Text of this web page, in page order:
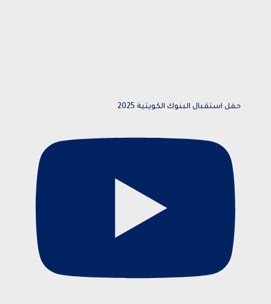
حفل استقبال البنوك الكويتية 2025